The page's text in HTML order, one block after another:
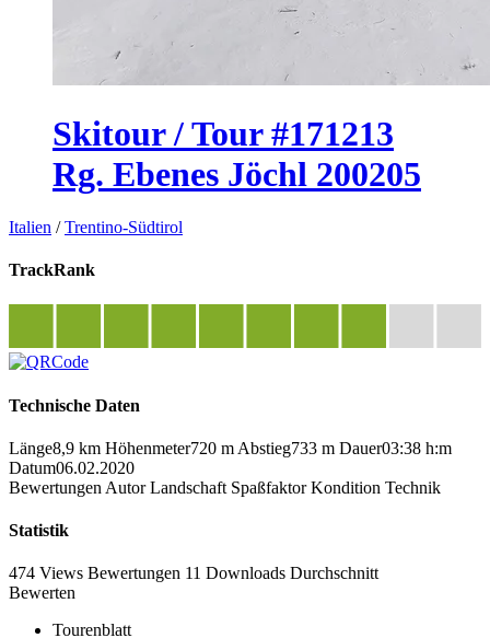
Skitour / Tour #171213
Rg. Ebenes Jöchl 200205
Italien /Trentino-Südtirol
TrackRank
Technische Daten
Länge8,9 km Höhenmeter720 m Abstieg733 m Dauer03:38 h:m
Datum06.02.2020
Bewertungen Autor Landschaft Spaßfaktor Kondition Technik
Statistik
474 Views Bewertungen 11 Downloads Durchschnitt
Bewerten
Tourenblatt